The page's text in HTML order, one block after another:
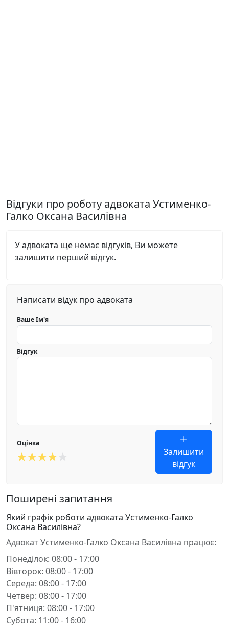
Відгуки про роботу адвоката Устименко-
Галко Оксана Василівна
У адвоката ще немає відгуків, Ви можете
залишити перший відгук.
Написати відук про адвоката
Ваше Ім'я
Відгук
Оцінка
Залишити
відгук
Поширені запитання
Який графік роботи адвоката Устименко-Галко
Оксана Василівна?
Адвокат Устименко-Галко Оксана Василівна працює:
Понеділок: 08:00 - 17:00
Вівторок: 08:00 - 17:00
Середа: 08:00 - 17:00
Четвер: 08:00 - 17:00
П'ятниця: 08:00 - 17:00
Субота: 11:00 - 16:00